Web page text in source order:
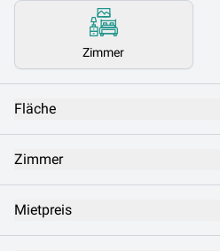
Zimmer
Fläche
Zimmer
Mietpreis